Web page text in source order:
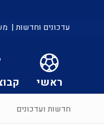
עדכונים וחדשות |
ראשי
חדשות ועדכונים